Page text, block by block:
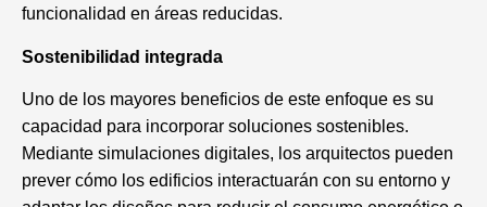
funcionalidad en áreas reducidas.
Sostenibilidad integrada
Uno de los mayores beneficios de este enfoque es su
capacidad para incorporar soluciones sostenibles.
Mediante simulaciones digitales, los arquitectos pueden
prever cómo los edificios interactuarán con su entorno y